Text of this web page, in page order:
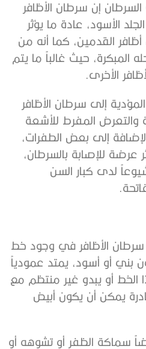
السرطان إن سرطان الأظافر
الأسود، عادة ما يؤثر
القدمين، كما أنه من
المبكرة، حيث غالباً ما يتم
الأخرى.
إلى سرطان الأظافر
والتعرض المفرط للأشعة
إلى بعض الطفرات،
عرضة للإصابة بالسرطان،
لدى كبار السن
سرطان الأظافر في وجود خط
بني أو أسود، يمتد عمودياً
الخط أو يبدو غير منتظم مع
يمكن أن يكون أبيض
سماكة الظفر أو تشوهه أو